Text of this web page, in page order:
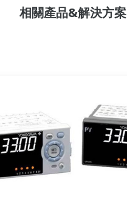
相關產品&解決方案